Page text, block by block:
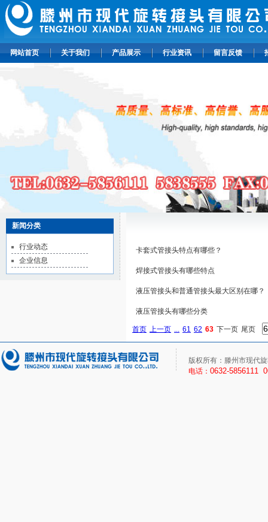
网站首页 关于我们 产品展示 行业资讯 留言反馈
新闻分类
行业动态
企业信息
卡套式管接头特点有哪些？
焊接式管接头有哪些特点
液压管接头和普通管接头最大区别在哪？
液压管接头有哪些分类
首页 上一页 ... 61 62 63 下一页 尾页
版权所有：滕州市现代
电话： 0632-5856111